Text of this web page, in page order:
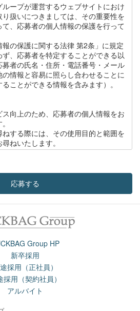
ープが運営するウェブサイトにおけ
扱いにつきましては、その重要性を
、応募者の個人情報の保護を行って
の保護に関する法律 第2条」に規定
、応募者を特定することができる以
者の氏名・住所・電話番号・メール
情報と容易に照らし合わせることに
ことができる情報を含みます）。
向上のため、応募者の個人情報をお
する際には、その使用目的と範囲を
ねいたします。
保護のため、社内に個人情報保護責
て応募者の個人情報の保護を厳正に行
の不正なアクセスを防止します。
個人に委託しません。
者の個人情報を開示することはいたし
の場合には個人情報を開示することが
から開示を求められた場合
応募する
Group HP
新卒採用
採用（正社員）
採用（契約社員）
アルバイト